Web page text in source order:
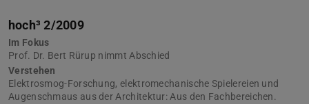
hoch³ 2/2009
Im Fokus
Prof. Dr. Bert Rürup nimmt Abschied
Verstehen
Elektrosmog-Forschung, elektromechanische Spielereien und
Augenschmaus aus der Architektur: Aus den Fachbereichen.